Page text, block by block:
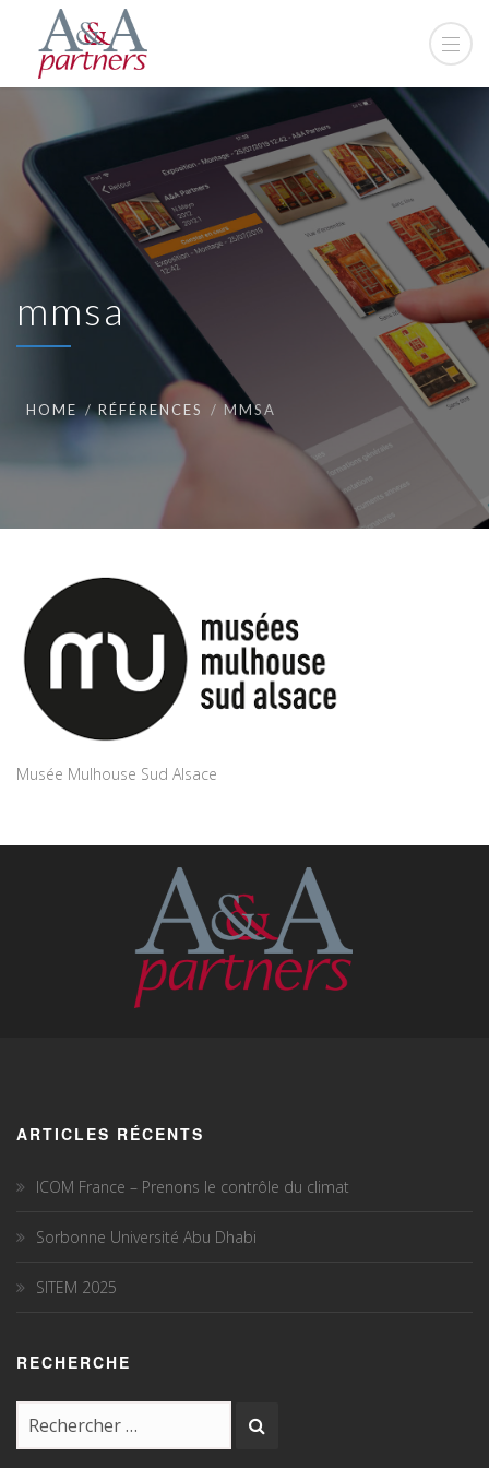
mmsa
HOME RÉFÉRENCES MMSA
Musée Mulhouse Sud Alsace
ARTICLES RÉCENTS
ICOM France – Prenons le contrôle du climat
Sorbonne Université Abu Dhabi
SITEM 2025
RECHERCHE